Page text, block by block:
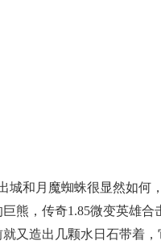
城和月魔蜘蛛很显然如何
熊，传奇1.85微变英雄
又造出几颗水日石带着